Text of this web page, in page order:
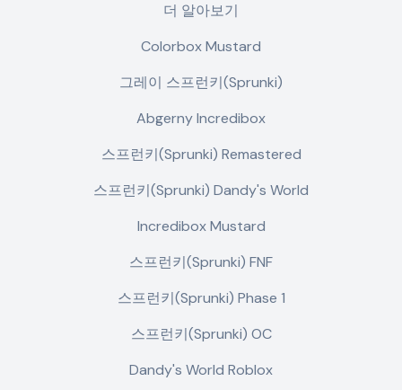
더 알아보기
Colorbox Mustard
그레이 스프런키(Sprunki)
Abgerny Incredibox
스프런키(Sprunki) Remastered
스프런키(Sprunki) Dandy's World
Incredibox Mustard
스프런키(Sprunki) FNF
스프런키(Sprunki) Phase 1
스프런키(Sprunki) OC
Dandy's World Roblox